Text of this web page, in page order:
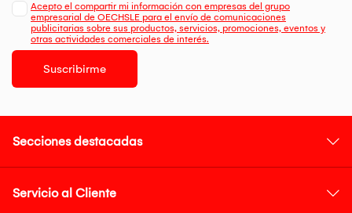
Acepto el compartir mi información con empresas del grupo
empresarial de OECHSLE para el envío de comunicaciones
publicitarias sobre sus productos, servicios, promociones, eventos y
otras actividades comerciales de interés.
Suscribirme
Secciones destacadas
Servicio al Cliente